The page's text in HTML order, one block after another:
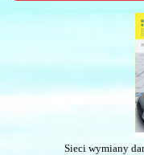
Sieci wymiany